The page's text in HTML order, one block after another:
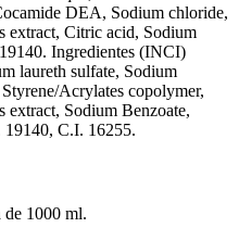
DEA, Sodium chloride,
extract, Citric acid, Sodium
Ingredientes (INCI)
laureth sulfate, Sodium
Acrylates copolymer,
extract, Sodium Benzoate,
19140, C.I. 16255.
de 1000 ml.